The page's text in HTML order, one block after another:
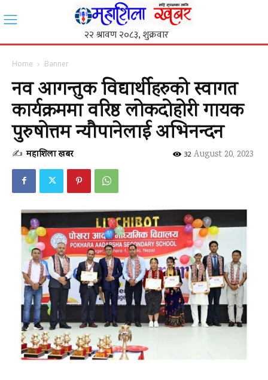
Home Banner
नव आगन्तुक विद्यार्थीहरुको स्वागत
कार्यक्रममा वरिष्ठ लोकदोहोरी गायक
पुरुषोत्तम न्यौपानेलाई अभिनन्दन
✍ महाशिला खबर August 20, 2023
32